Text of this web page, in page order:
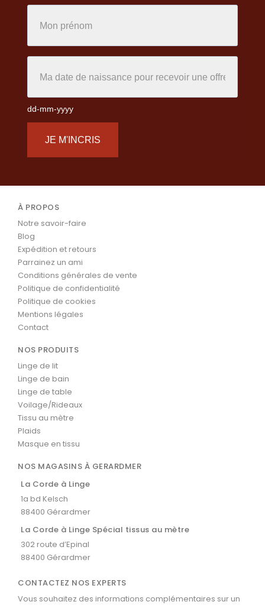
dd-mm-yyyy
JE M'INCRIS
À PROPOS
Notre savoir-faire
Blog
Expédition et retours
Parrainez un ami
Conditions générales de vente
Politique de confidentialité
Politique de cookies
Mentions légales
Contact
NOS PRODUITS
Linge de lit
Linge de bain
Linge de table
Voilage/Rideaux
Tissu au mètre
Plaids
Masque en tissu
NOS MAGASINS À GERARDMER
La Corde à Linge
1a bd Kelsch
88400 Gérardmer
La Corde à Linge Spécial tissus au mètre
302 route d’Epinal
88400 Gérardmer
CONTACTEZ NOS EXPERTS
Vous souhaitez des informations complémentaires sur un